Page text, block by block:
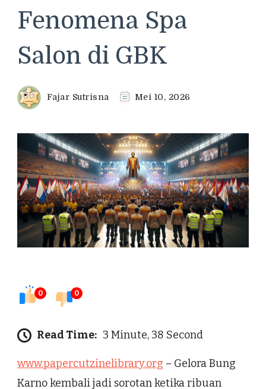
Fenomena Spa
Salon di GBK
Fajar Sutrisna Mei 10, 2026
0 0
Read Time: 3 Minute, 38 Second
www.papercutzinelibrary.org – Gelora Bung
Karno kembali jadi sorotan ketika ribuan